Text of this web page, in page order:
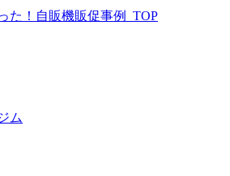
た！自販機販促事例_TOP
ム